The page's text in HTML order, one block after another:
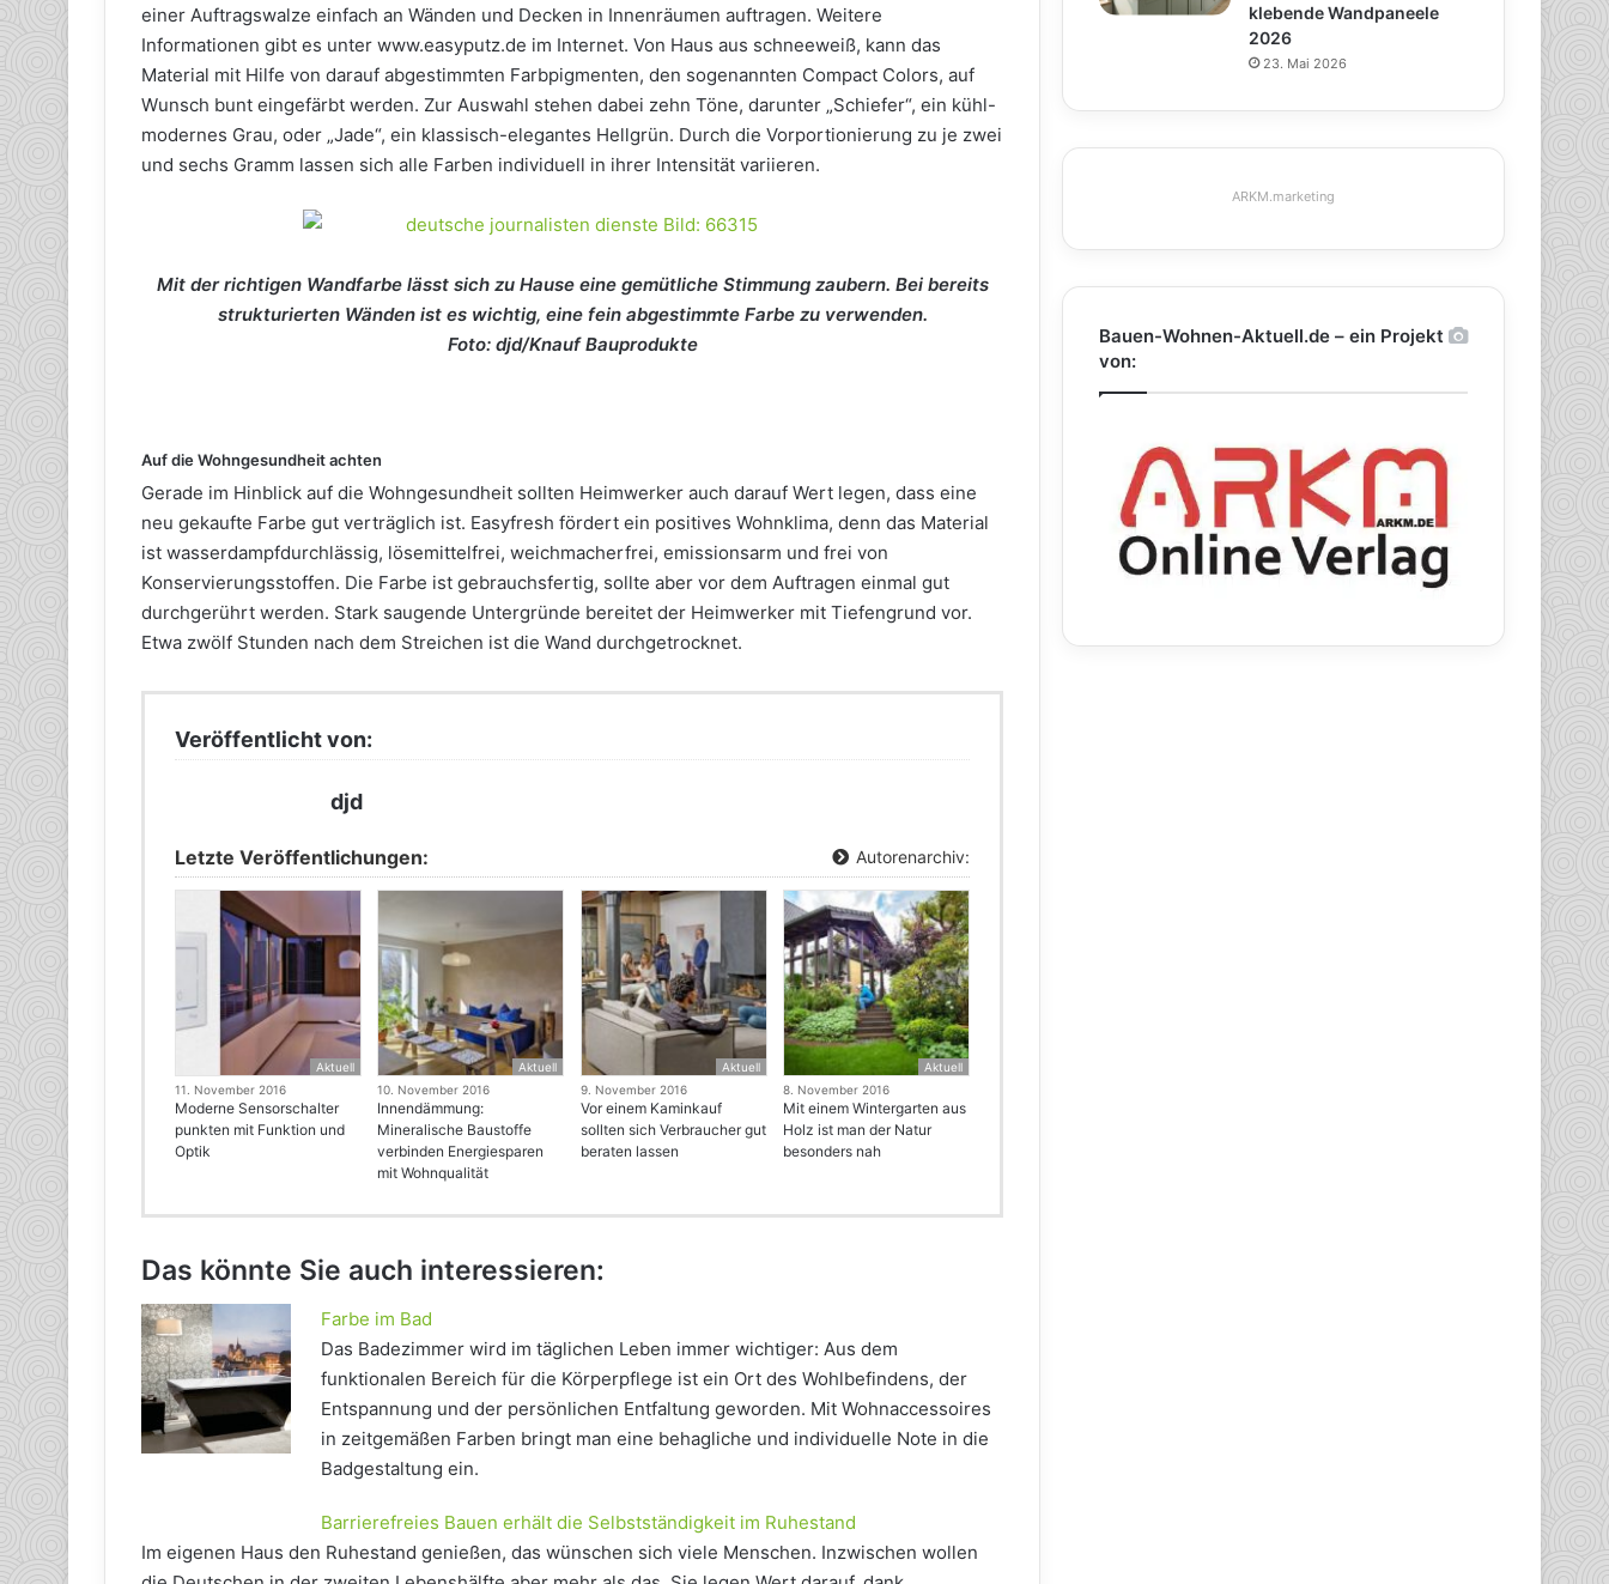
einer Auftragswalze einfach an Wänden und Decken in Innenräumen auftragen. Weitere
Informationen gibt es unter www.easyputz.de im Internet. Von Haus aus schneeweiß, kann das
Material mit Hilfe von darauf abgestimmten Farbpigmenten, den sogenannten Compact Colors, auf
Wunsch bunt eingefärbt werden. Zur Auswahl stehen dabei zehn Töne, darunter „Schiefer“, ein kühl-
modernes Grau, oder „Jade“, ein klassisch-elegantes Hellgrün. Durch die Vorportionierung zu je zwei
und sechs Gramm lassen sich alle Farben individuell in ihrer Intensität variieren.
Mit der richtigen Wandfarbe lässt sich zu Hause eine gemütliche Stimmung zaubern. Bei bereits
strukturierten Wänden ist es wichtig, eine fein abgestimmte Farbe zu verwenden.
Foto: djd/Knauf Bauprodukte
Auf die Wohngesundheit achten
Gerade im Hinblick auf die Wohngesundheit sollten Heimwerker auch darauf Wert legen, dass eine
neu gekaufte Farbe gut verträglich ist. Easyfresh fördert ein positives Wohnklima, denn das Material
ist wasserdampfdurchlässig, lösemittelfrei, weichmacherfrei, emissionsarm und frei von
Konservierungsstoffen. Die Farbe ist gebrauchsfertig, sollte aber vor dem Auftragen einmal gut
durchgerührt werden. Stark saugende Untergründe bereitet der Heimwerker mit Tiefengrund vor.
Etwa zwölf Stunden nach dem Streichen ist die Wand durchgetrocknet.
Veröffentlicht von:
djd
Letzte Veröffentlichungen: Autorenarchiv:
Aktuell
11. November 2016
Moderne Sensorschalter
punkten mit Funktion und
Optik
Aktuell
10. November 2016
Innendämmung:
Mineralische Baustoffe
verbinden Energiesparen
mit Wohnqualität
Aktuell
9. November 2016
Vor einem Kaminkauf
sollten sich Verbraucher gut
beraten lassen
Aktuell
8. November 2016
Mit einem Wintergarten aus
Holz ist man der Natur
besonders nah
Das könnte Sie auch interessieren:
Farbe im Bad
Das Badezimmer wird im täglichen Leben immer wichtiger: Aus dem
funktionalen Bereich für die Körperpflege ist ein Ort des Wohlbefindens, der
Entspannung und der persönlichen Entfaltung geworden. Mit Wohnaccessoires
in zeitgemäßen Farben bringt man eine behagliche und individuelle Note in die
Badgestaltung ein.
Barrierefreies Bauen erhält die Selbstständigkeit im Ruhestand
Im eigenen Haus den Ruhestand genießen, das wünschen sich viele Menschen. Inzwischen wollen
klebende Wandpaneele
2026
23. Mai 2026
ARKM.marketing
Bauen-Wohnen-Aktuell.de – ein Projekt
von: